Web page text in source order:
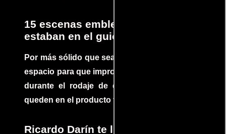
15 escenas emblemáticas que no
estaban en el guion
Por más sólido que sea un guión siempre hay
espacio para que improvisaciones que se dan
durante el rodaje de determinadas escenas
queden en el producto final.
Ricardo Darín te llevará al borde